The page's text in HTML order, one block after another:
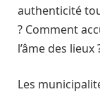
authenticité
? Comment
l’âme des lieux
Les